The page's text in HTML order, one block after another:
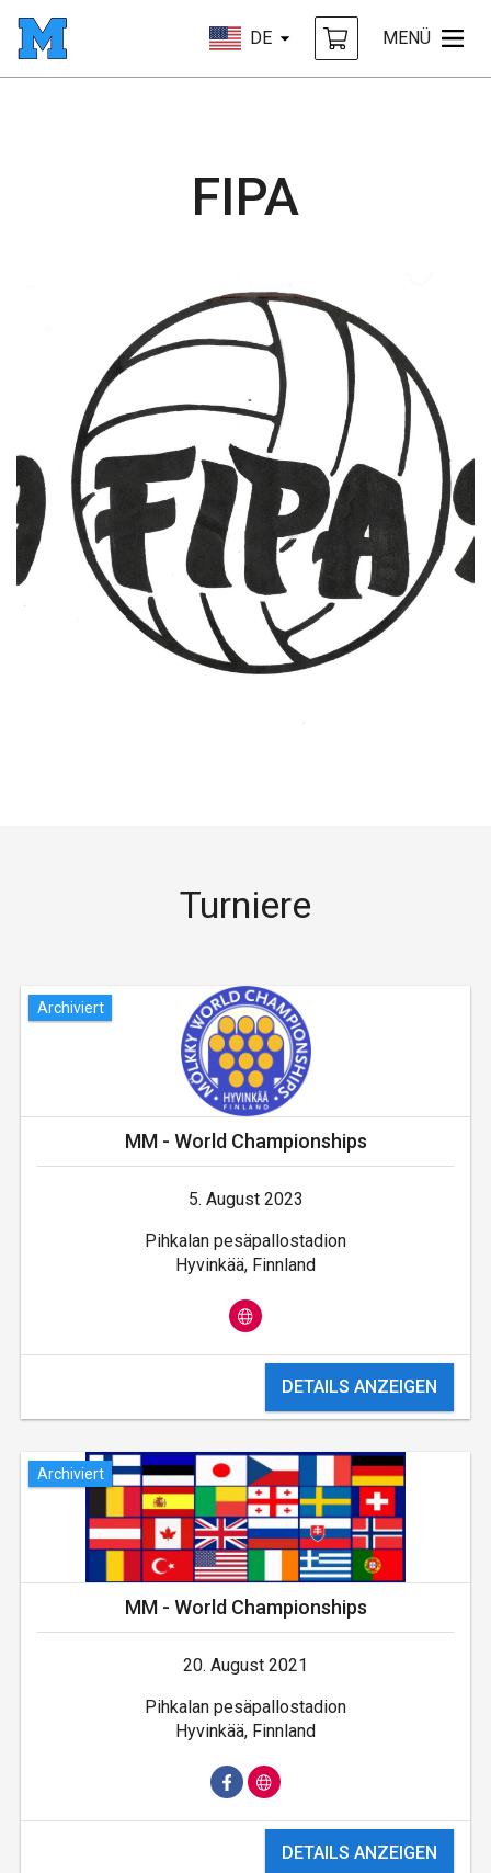
DE MENÜ
FIPA
Turniere
Archiviert
MM - World Championships
5. August 2023
Pihkalan pesäpallostadion
Hyvinkää, Finnland
DETAILS ANZEIGEN
Archiviert
MM - World Championships
20. August 2021
Pihkalan pesäpallostadion
Hyvinkää, Finnland
DETAILS ANZEIGEN